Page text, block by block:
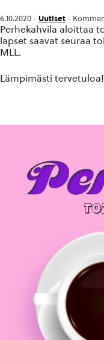
6.10.2020 - Uutiset -
Perhekahvila aloittaa
lapset saavat seuraa
MLL.
Lämpimästi tervetuloa!